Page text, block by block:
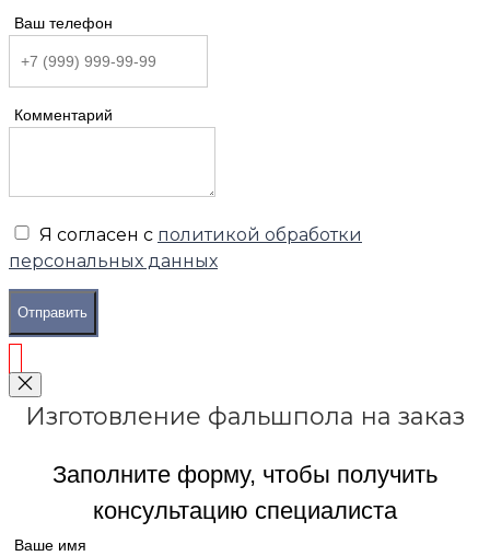
Ваш телефон
Комментарий
Я согласен с политикой обработки
персональных данных
Отправить
Изготовление фальшпола на заказ
Заполните форму, чтобы получить
консультацию специалиста
Ваше имя